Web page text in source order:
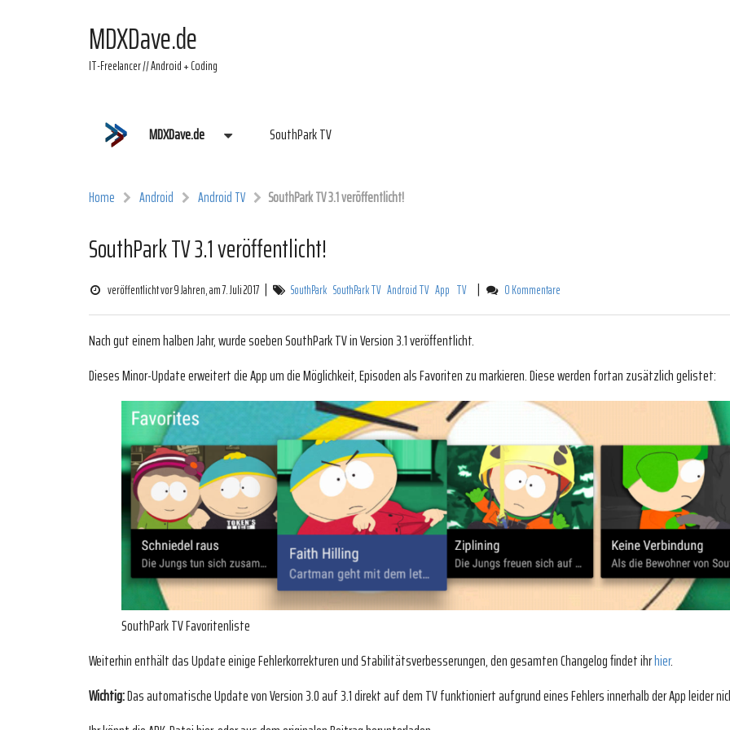
MDXDave.de
IT-Freelancer // Android + Coding
MDXDave.de SouthPark TV
Home Android Android TV SouthPark TV 3.1 veröffentlicht!
SouthPark TV 3.1 veröffentlicht!
veröffentlicht vor 9 Jahren, am 7. Juli 2017 | SouthPark SouthPark TV Android TV App TV | 0 Kommentare
Nach gut einem halben Jahr, wurde soeben SouthPark TV in Version 3.1 veröffentlicht.
Dieses Minor-Update erweitert die App um die Möglichkeit, Episoden als Favoriten zu markieren. Diese werden fortan zusätzlich gelistet:
SouthPark TV Favoritenliste
Weiterhin enthält das Update einige Fehlerkorrekturen und Stabilitätsverbesserungen, den gesamten Changelog findet ihrhier.
Wichtig:Das automatische Update von Version 3.0 auf 3.1 direkt auf dem TV funktioniert aufgrund eines Fehlers innerhalb der App leider